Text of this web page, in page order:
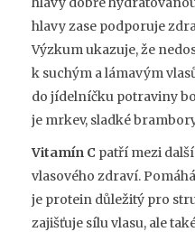
hlavy zase podporuje
Výzkum ukazuje, že
k suchým a lámavým
do jídelníčku potraviny
je mrkev, sladké
Vitamín C patří mezi
vlasového zdraví.
je protein důležitý pro
zajišťuje sílu vlasu, ale